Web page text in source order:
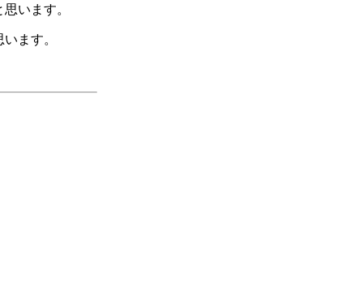
います。
ます。